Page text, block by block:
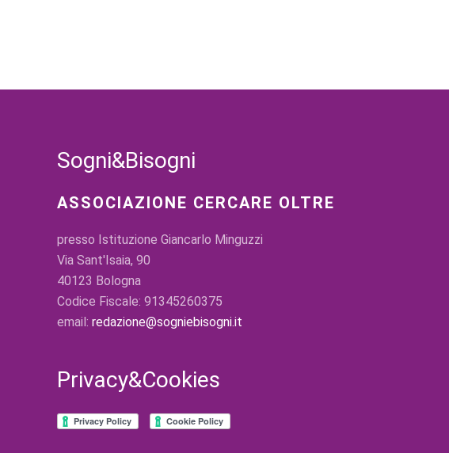
Sogni&Bisogni
ASSOCIAZIONE CERCARE OLTRE
presso Istituzione Giancarlo Minguzzi
Via Sant'Isaia, 90
40123 Bologna
Codice Fiscale: 91345260375
email: redazione@sogniebisogni.it
Privacy&Cookies